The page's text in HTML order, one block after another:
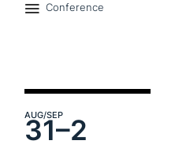
Conference
AUG/SEP
31–2